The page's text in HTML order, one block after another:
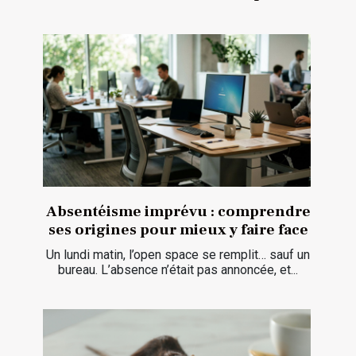
Absentéisme imprévu : comprendre
ses origines pour mieux y faire face
Un lundi matin, l’open space se remplit… sauf un
bureau. L’absence n’était pas annoncée, et...